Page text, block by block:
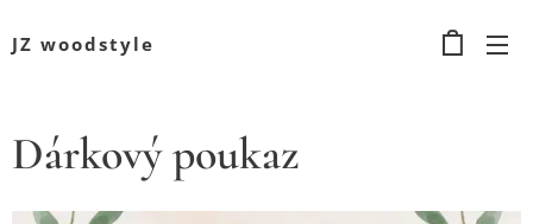
JZ woodstyle
Dárkový poukaz